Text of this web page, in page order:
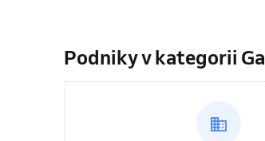
Podniky v kategorii